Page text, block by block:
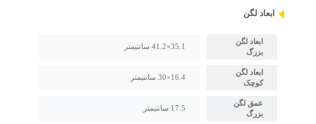
ابعاد لگن
ابعاد لگن
بزرگ
35.1×41.2 سانتیمتر
ابعاد لگن
کوچک
16.4×30 سانتیمتر
عمق لگن
بزرگ
17.5 سانتیمتر